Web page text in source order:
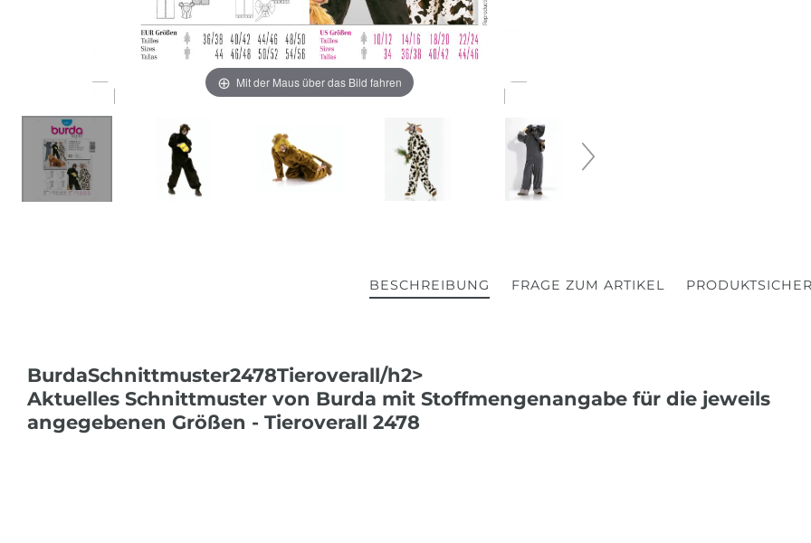
Mit der Maus über das Bild fahren
BESCHREIBUNG FRAGE ZUM ARTIKEL
BurdaSchnittmuster2478Tieroverall/h2>
Aktuelles Schnittmuster von Burda mit Stoffmengenangabe für die jeweils
angegebenen Größen - Tieroverall 2478